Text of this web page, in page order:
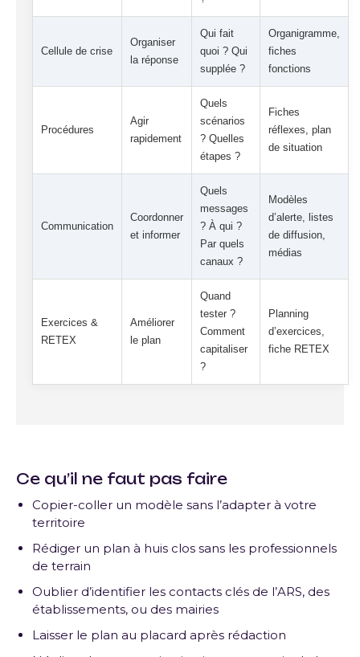
Cellule de crise
Organiser
la réponse
Qui fait
quoi ? Qui
supplée ?
Organigramme,
fiches
fonctions
Procédures
Agir
rapidement
Quels
scénarios
? Quelles
étapes ?
Fiches
réflexes, plan
de situation
Communication
Coordonner
et informer
Quels
messages
? À qui ?
Par quels
canaux ?
Modèles
d’alerte, listes
de diffusion,
médias
Exercices &
RETEX
Améliorer
le plan
Quand
tester ?
Comment
capitaliser
?
Planning
d’exercices,
fiche RETEX
Ce qu’il ne faut pas faire
Copier-coller un modèle sans l’adapter à votre
territoire
Rédiger un plan à huis clos sans les professionnels
de terrain
Oublier d’identifier les contacts clés de l’ARS, des
établissements, ou des mairies
Laisser le plan au placard après rédaction